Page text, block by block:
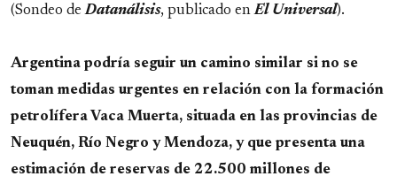
(Sondeo deDatanálisis, publicado enEl Universal).
Argentina podría seguir un camino similar si no se
toman medidas urgentes en relación con la formación
petrolífera Vaca Muerta, situada en las provincias de
Neuquén, Río Negro y Mendoza, y que presenta una
estimación de reservas de 22.500 millones de